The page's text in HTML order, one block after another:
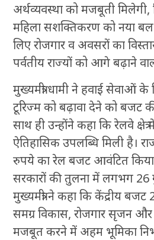
अर्थव्यवस्था को मजबूती
महिला सशक्तिकरण को नया
लिए रोजगार व अवसरों का
पर्वतीय राज्यों को आगे बढ़ाने
मुख्यमंत्री धामी ने हवाई सेवाओं
टूरिज्म को बढ़ावा देने को बजट
साथ ही उन्होंने कहा कि रेलवे क्षेत्र
ऐतिहासिक उपलब्धि मिली है।
रुपये का रेल बजट आवंटित किया
सरकारों की तुलना में लगभग 26
मुख्यमंत्री ने कहा कि केंद्रीय
समग्र विकास, रोजगार सृजन और
मजबूत करने में अहम भूमिका